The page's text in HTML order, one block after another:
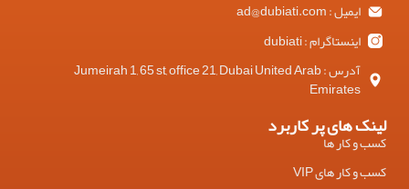
ایمیل : ad@dubiati.com
اینستاگرام : dubiati
آدرس : Jumeirah 1, 65 st, office 21, Dubai United Arab
Emirates
لینک های پر کاربرد
کسب و کار ها
کسب و کار های VIP